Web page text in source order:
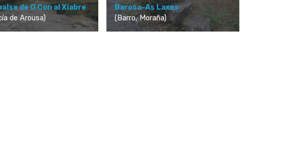
de O Con al Xiabre
de Arousa)
Barosa-As Laxes
(Barro, Moraña)